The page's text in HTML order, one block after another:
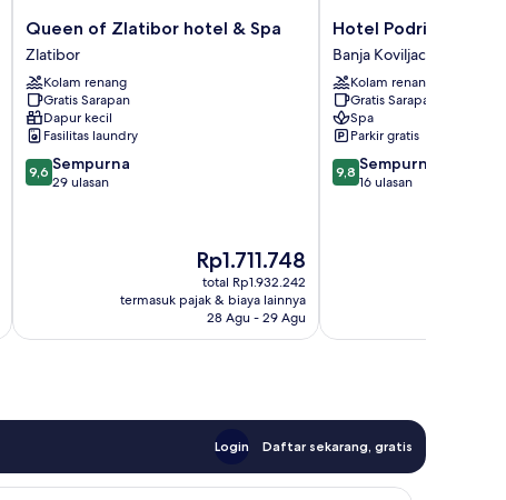
Queen
of
Zlatibor
hotel
&
Spa
Zlatibor
Queen of Zlatibor hotel & Spa
Zlatibor
Kolam renang
Gratis Sarapan
Dapur kecil
Fasilitas laundry
9.6
dari
9,6 Sempurna
29 ulasan
Harga
sekarang
Rp1.711.748
Rp1.711.748
total Rp1.932.242
termasuk pajak & biaya lainnya
28 Agu - 29 Agu
Hotel
Podrinje
Banja
Koviljaca
Hotel Podrinje
Banja Koviljaca
Kolam renang
Gratis Sarapan
Spa
Parkir gratis
9.8
dari
9,8 Sempurna
16 ulasan
Login Daftar sekarang, gratis